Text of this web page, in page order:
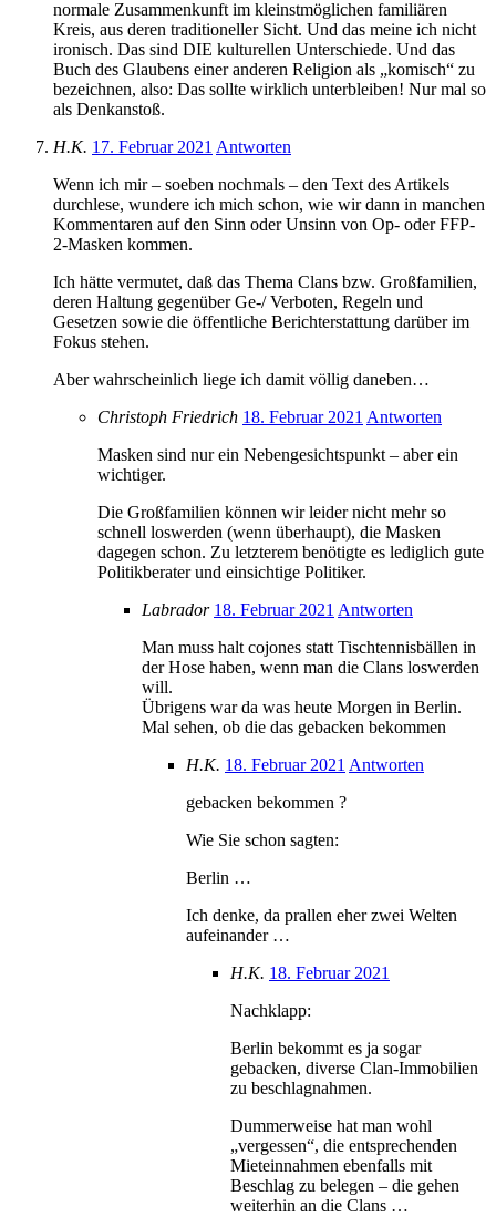
normale Zusammenkunft im kleinstmöglichen familiären
Kreis, aus deren traditioneller Sicht. Und das meine ich nicht
ironisch. Das sind DIE kulturellen Unterschiede. Und das
Buch des Glaubens einer anderen Religion als „komisch“ zu
bezeichnen, also: Das sollte wirklich unterbleiben! Nur mal so
als Denkanstoß.
H.K. 17. Februar 2021 Antworten
Wenn ich mir – soeben nochmals – den Text des Artikels
durchlese, wundere ich mich schon, wie wir dann in manchen
Kommentaren auf den Sinn oder Unsinn von Op- oder FFP-
2-Masken kommen.
Ich hätte vermutet, daß das Thema Clans bzw. Großfamilien,
deren Haltung gegenüber Ge-/ Verboten, Regeln und
Gesetzen sowie die öffentliche Berichterstattung darüber im
Fokus stehen.
Aber wahrscheinlich liege ich damit völlig daneben…
Christoph Friedrich 18. Februar 2021 Antworten
Masken sind nur ein Nebengesichtspunkt – aber ein
wichtiger.
Die Großfamilien können wir leider nicht mehr so
schnell loswerden (wenn überhaupt), die Masken
dagegen schon. Zu letzterem benötigte es lediglich gute
Politikberater und einsichtige Politiker.
Labrador 18. Februar 2021 Antworten
Man muss halt cojones statt Tischtennisbällen in
der Hose haben, wenn man die Clans loswerden
will.
Übrigens war da was heute Morgen in Berlin.
Mal sehen, ob die das gebacken bekommen
H.K. 18. Februar 2021 Antworten
gebacken bekommen ?
Wie Sie schon sagten:
Berlin …
Ich denke, da prallen eher zwei Welten
aufeinander …
H.K. 18. Februar 2021
Nachklapp:
Berlin bekommt es ja sogar
gebacken, diverse Clan-Immobilien
zu beschlagnahmen.
Dummerweise hat man wohl
„vergessen“, die entsprechenden
Mieteinnahmen ebenfalls mit
Beschlag zu belegen – die gehen
weiterhin an die Clans …